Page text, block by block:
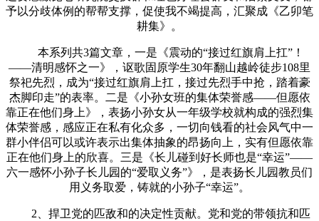
予以分歧体例的帮帮支撑，促使我不竭提高，汇聚成《乙卯笔
耕集》。
本系列共3篇文章，一是《震动的“接过红旗肩上扛”！
——清明感怀之一》，讴歌固原学生30年翻山越岭徒步108里
祭祀先烈，成为“接过红旗肩上扛，接过先烈手中抢，踏着豪
杰脚印走”的表率。二是《小孙女班的集体荣誉感——但愿依
靠正在他们身上》，表扬小孙女从一年级学校就构成的强烈集
体荣誉感，感应正在私有化众多，一切向钱看的社会风气中一
群小伴侣可以或许表示出集体抽象的昂扬向上，实有但愿依靠
正在他们身上的欣喜。三是《长儿碰到好长师也是“幸运”——
六一感怀小孙子长儿园的“爱取义务”》，是表扬长儿园教员们
用义务取爱，铸就的小孙子“幸运”。
2、捍卫党的匹敌和的决定性贡献。党和党的带领抗和匹